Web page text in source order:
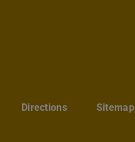
Directions Sitemap